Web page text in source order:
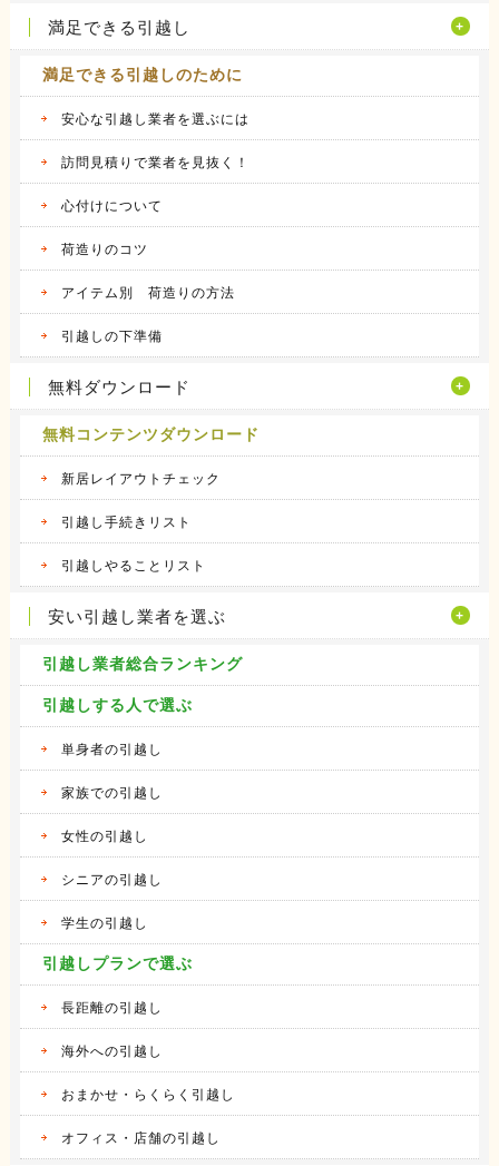
満足できる引越し
満足できる引越しのために
安心な引越し業者を選ぶには
訪問見積りで業者を見抜く！
心付けについて
荷造りのコツ
アイテム別 荷造りの方法
引越しの下準備
無料ダウンロード
無料コンテンツダウンロード
新居レイアウトチェック
引越し手続きリスト
引越しやることリスト
安い引越し業者を選ぶ
引越し業者総合ランキング
引越しする人で選ぶ
単身者の引越し
家族での引越し
女性の引越し
シニアの引越し
学生の引越し
引越しプランで選ぶ
長距離の引越し
海外への引越し
おまかせ・らくらく引越し
オフィス・店舗の引越し